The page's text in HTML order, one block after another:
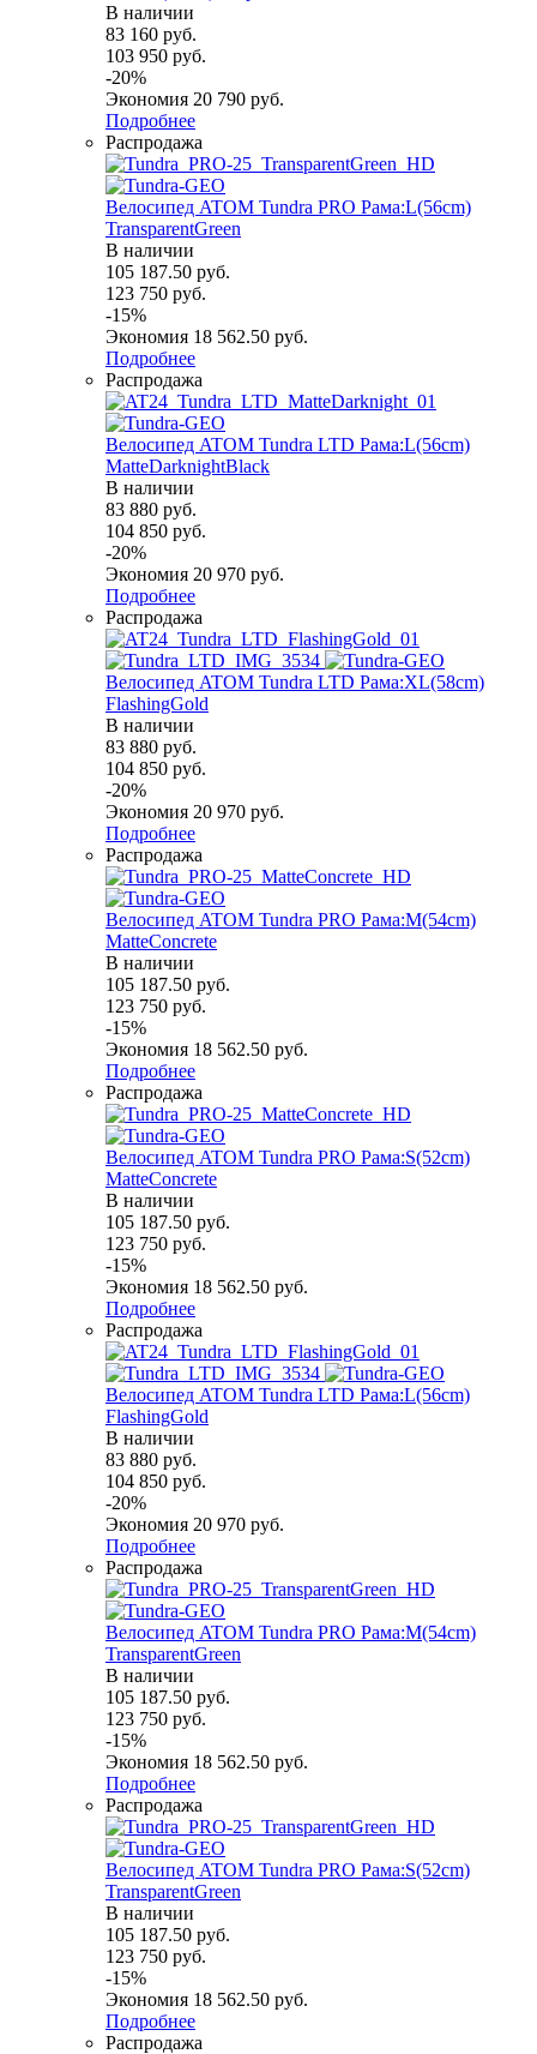
В наличии
83 160 руб.
103 950 руб.
-20%
Экономия 20 790 руб.
Подробнее
Распродажа
Велосипед ATOM Tundra PRO Рама:L(56cm)
TransparentGreen
В наличии
105 187.50 руб.
123 750 руб.
-15%
Экономия 18 562.50 руб.
Подробнее
Распродажа
Велосипед ATOM Tundra LTD Рама:L(56cm)
MatteDarknightBlack
В наличии
83 880 руб.
104 850 руб.
-20%
Экономия 20 970 руб.
Подробнее
Распродажа
Велосипед ATOM Tundra LTD Рама:XL(58cm)
FlashingGold
В наличии
83 880 руб.
104 850 руб.
-20%
Экономия 20 970 руб.
Подробнее
Распродажа
Велосипед ATOM Tundra PRO Рама:M(54cm)
MatteConcrete
В наличии
105 187.50 руб.
123 750 руб.
-15%
Экономия 18 562.50 руб.
Подробнее
Распродажа
Велосипед ATOM Tundra PRO Рама:S(52cm)
MatteConcrete
В наличии
105 187.50 руб.
123 750 руб.
-15%
Экономия 18 562.50 руб.
Подробнее
Распродажа
Велосипед ATOM Tundra LTD Рама:L(56cm)
FlashingGold
В наличии
83 880 руб.
104 850 руб.
-20%
Экономия 20 970 руб.
Подробнее
Распродажа
Велосипед ATOM Tundra PRO Рама:M(54cm)
TransparentGreen
В наличии
105 187.50 руб.
123 750 руб.
-15%
Экономия 18 562.50 руб.
Подробнее
Распродажа
Велосипед ATOM Tundra PRO Рама:S(52cm)
TransparentGreen
В наличии
105 187.50 руб.
123 750 руб.
-15%
Экономия 18 562.50 руб.
Подробнее
Распродажа